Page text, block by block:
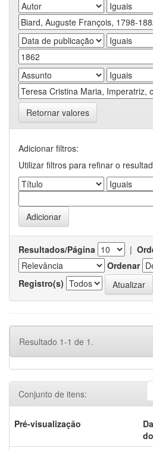
Retornar valores
Adicionar filtros:
Utilizar filtros para refinar o
Resultados/Página |
Ordenar
Registro(s)
Resultado 1-1 de 1.
Conjunto de itens:
Pré-visualização